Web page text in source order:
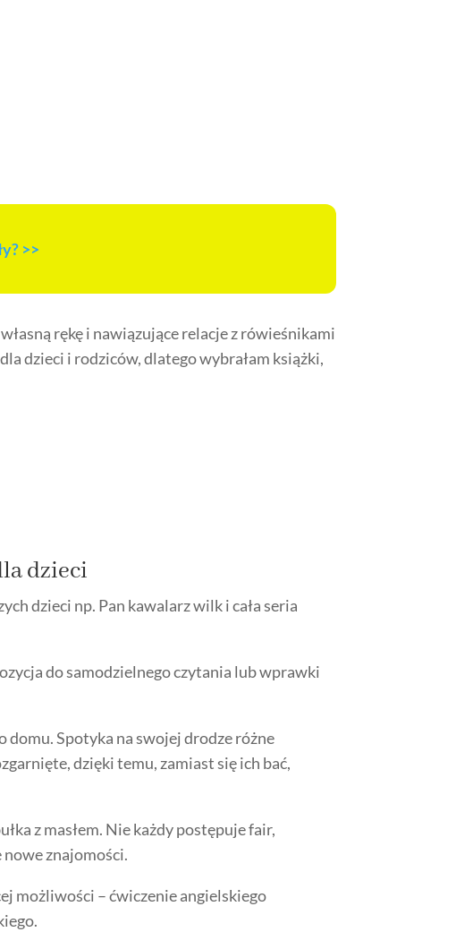
>>
rękę i nawiązujące relacje z rówieśnikami
dzieci i rodziców, dlatego wybrałam książki,
dzieci
dzieci np. Pan kawalarz wilk i cała seria
do samodzielnego czytania lub wprawki
domu. Spotyka na swojej drodze różne
dzięki temu, zamiast się ich bać,
z masłem. Nie każdy postępuje fair,
nowe znajomości.
możliwości – ćwiczenie angielskiego